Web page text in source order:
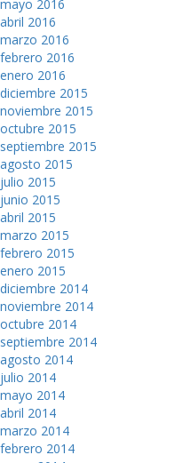
mayo 2016
abril 2016
marzo 2016
febrero 2016
enero 2016
diciembre 2015
noviembre 2015
octubre 2015
septiembre 2015
agosto 2015
julio 2015
junio 2015
abril 2015
marzo 2015
febrero 2015
enero 2015
diciembre 2014
noviembre 2014
octubre 2014
septiembre 2014
agosto 2014
julio 2014
mayo 2014
abril 2014
marzo 2014
febrero 2014